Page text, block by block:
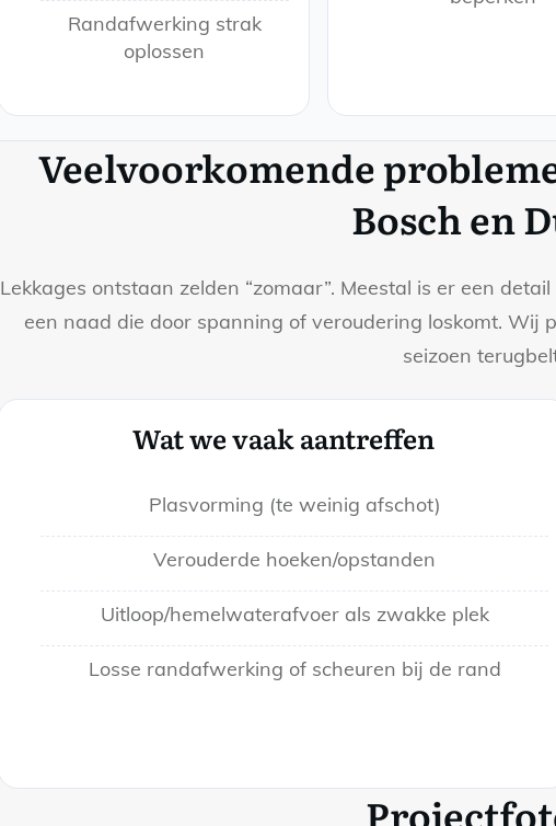
Randafwerking strak
oplossen
Veelvoorkomende
Bosch en
Lekkages ontstaan zelden “zomaar”. Meestal is er een
een naad die door spanning of veroudering loskomt. Wij
seizoen
Wat we vaak aantreffen
Plasvorming (te weinig afschot)
Verouderde hoeken/opstanden
Uitloop/hemelwaterafvoer als zwakke plek
Losse randafwerking of scheuren bij de rand